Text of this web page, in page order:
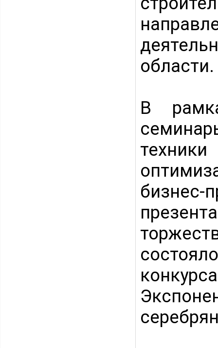
области.
В